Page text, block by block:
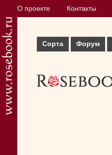
О проекте Контакты
Сорта
Форум